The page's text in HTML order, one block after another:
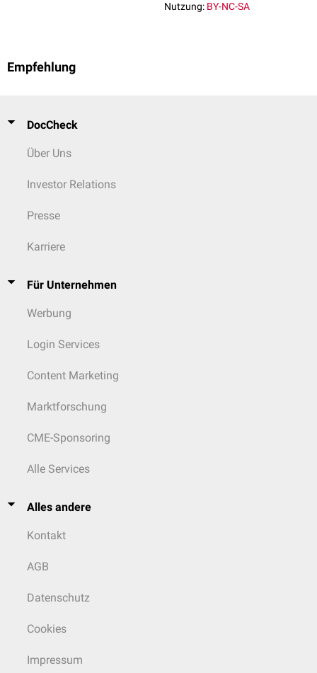
Nutzung: BY-NC-SA
Empfehlung
DocCheck
Über Uns
Investor Relations
Presse
Karriere
Für Unternehmen
Werbung
Login Services
Content Marketing
Marktforschung
CME-Sponsoring
Alle Services
Alles andere
Kontakt
AGB
Datenschutz
Cookies
Impressum